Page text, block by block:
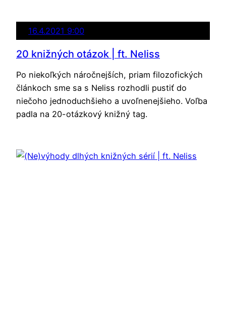
16.4.2021 9:00
20 knižných otázok | ft. Neliss
Po niekoľkých náročnejších, priam filozofických
článkoch sme sa s Neliss rozhodli pustiť do
niečoho jednoduchšieho a uvoľnenejšieho. Voľba
padla na 20-otázkový knižný tag.